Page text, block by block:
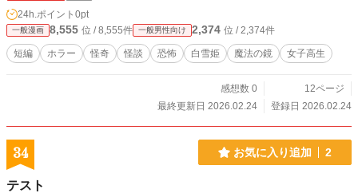
24h.ポイント 0pt
一般漫画 8,555 位 / 8,555件 一般男性向け 2,374 位 / 2,374件
短編 ホラー 怪奇 怪談 恐怖 白雪姫 魔法の鏡 女子高生
感想数 0
12ページ
最終更新日 2026.02.24
登録日 2026.02.24
34 お気に入り追加 2
テスト